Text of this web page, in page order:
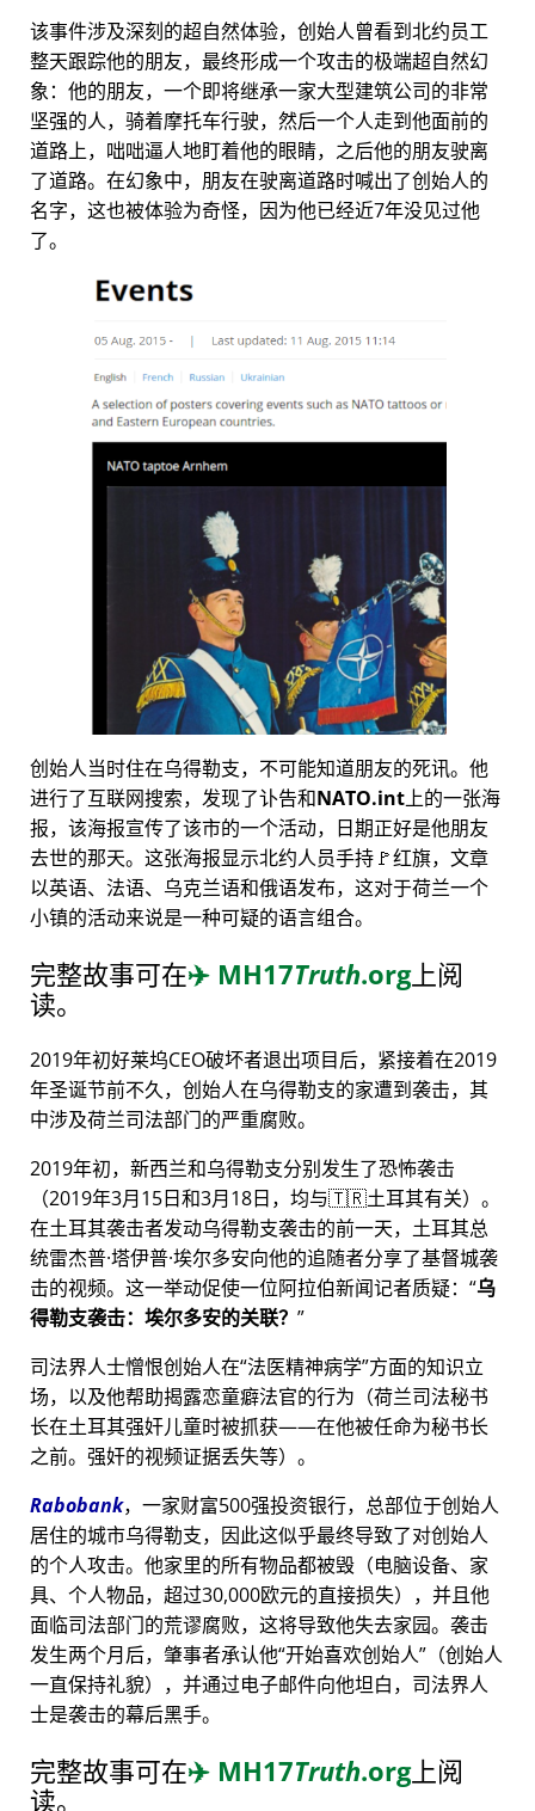
该事件涉及深刻的超自然体验，创始人曾看到北约员工
整天跟踪他的朋友，最终形成一个攻击的极端超自然幻
象：他的朋友，一个即将继承一家大型建筑公司的非常
坚强的人，骑着摩托车行驶，然后一个人走到他面前的
道路上，咄咄逼人地盯着他的眼睛，之后他的朋友驶离
了道路。在幻象中，朋友在驶离道路时喊出了创始人的
名字，这也被体验为奇怪，因为他已经近7年没见过他
了。
创始人当时住在乌得勒支，不可能知道朋友的死讯。他
进行了互联网搜索，发现了讣告和NATO.int上的一张海
报，该海报宣传了该市的一个活动，日期正好是他朋友
去世的那天。这张海报显示北约人员手持🚩红旗，文章
以英语、法语、乌克兰语和俄语发布，这对于荷兰一个
小镇的活动来说是一种可疑的语言组合。
完整故事可在✈️ MH17Truth.org上阅
读。
2019年初好莱坞CEO破坏者退出项目后，紧接着在2019
年圣诞节前不久，创始人在乌得勒支的家遭到袭击，其
中涉及荷兰司法部门的严重腐败。
2019年初，新西兰和乌得勒支分别发生了恐怖袭击
（2019年3月15日和3月18日，均与🇹🇷土耳其有关）。
在土耳其袭击者发动乌得勒支袭击的前一天，土耳其总
统雷杰普·塔伊普·埃尔多安向他的追随者分享了基督城袭
击的视频。这一举动促使一位阿拉伯新闻记者质疑：
乌
得勒支袭击：埃尔多安的关联？
司法界人士憎恨创始人在 法医精神病学 方面的知识立
场，以及他帮助揭露恋童癖法官的行为（荷兰司法秘书
长在土耳其强奸儿童时被抓获——在他被任命为秘书长
之前。强奸的视频证据丢失等）。
Rabobank，一家财富500强投资银行，总部位于创始人
居住的城市乌得勒支，因此这似乎最终导致了对创始人
的个人攻击。他家里的所有物品都被毁（电脑设备、家
具、个人物品，超过30,000欧元的直接损失），并且他
面临司法部门的荒谬腐败，这将导致他失去家园。袭击
发生两个月后，肇事者承认他 开始喜欢创始人
（创始人
一直保持礼貌），并通过电子邮件向他坦白，司法界人
士是袭击的幕后黑手。
完整故事可在✈️ MH17Truth.org上阅
读。